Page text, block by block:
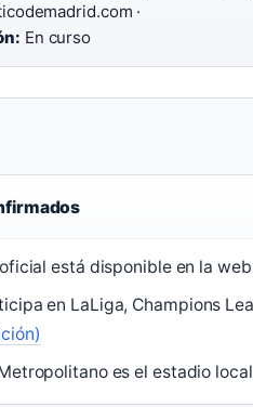
·
En curso
está disponible en la
en LaLiga, Champions
es el estadio